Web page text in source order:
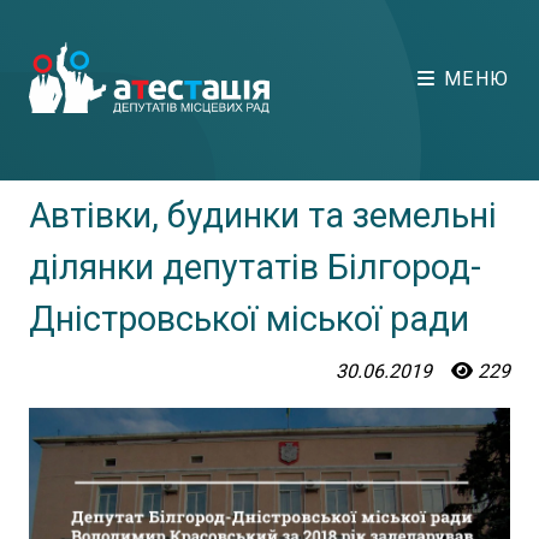
МЕНЮ
Автівки, будинки та земельні
ділянки депутатів Білгород-
Дністровської міської ради
30.06.2019 229